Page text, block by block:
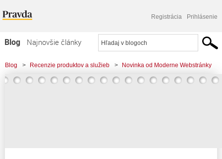
Registrácia Prihlásenie
Blog
Najnovšie články
Najčítanejšie články
Najkomentovanejšie články
Blog > Recenzie produktov a služieb > Novinka od Moderne Webstránky